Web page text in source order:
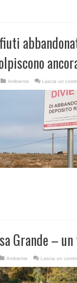
Ambiente Lascia un
Grande –
Ambiente Lascia un